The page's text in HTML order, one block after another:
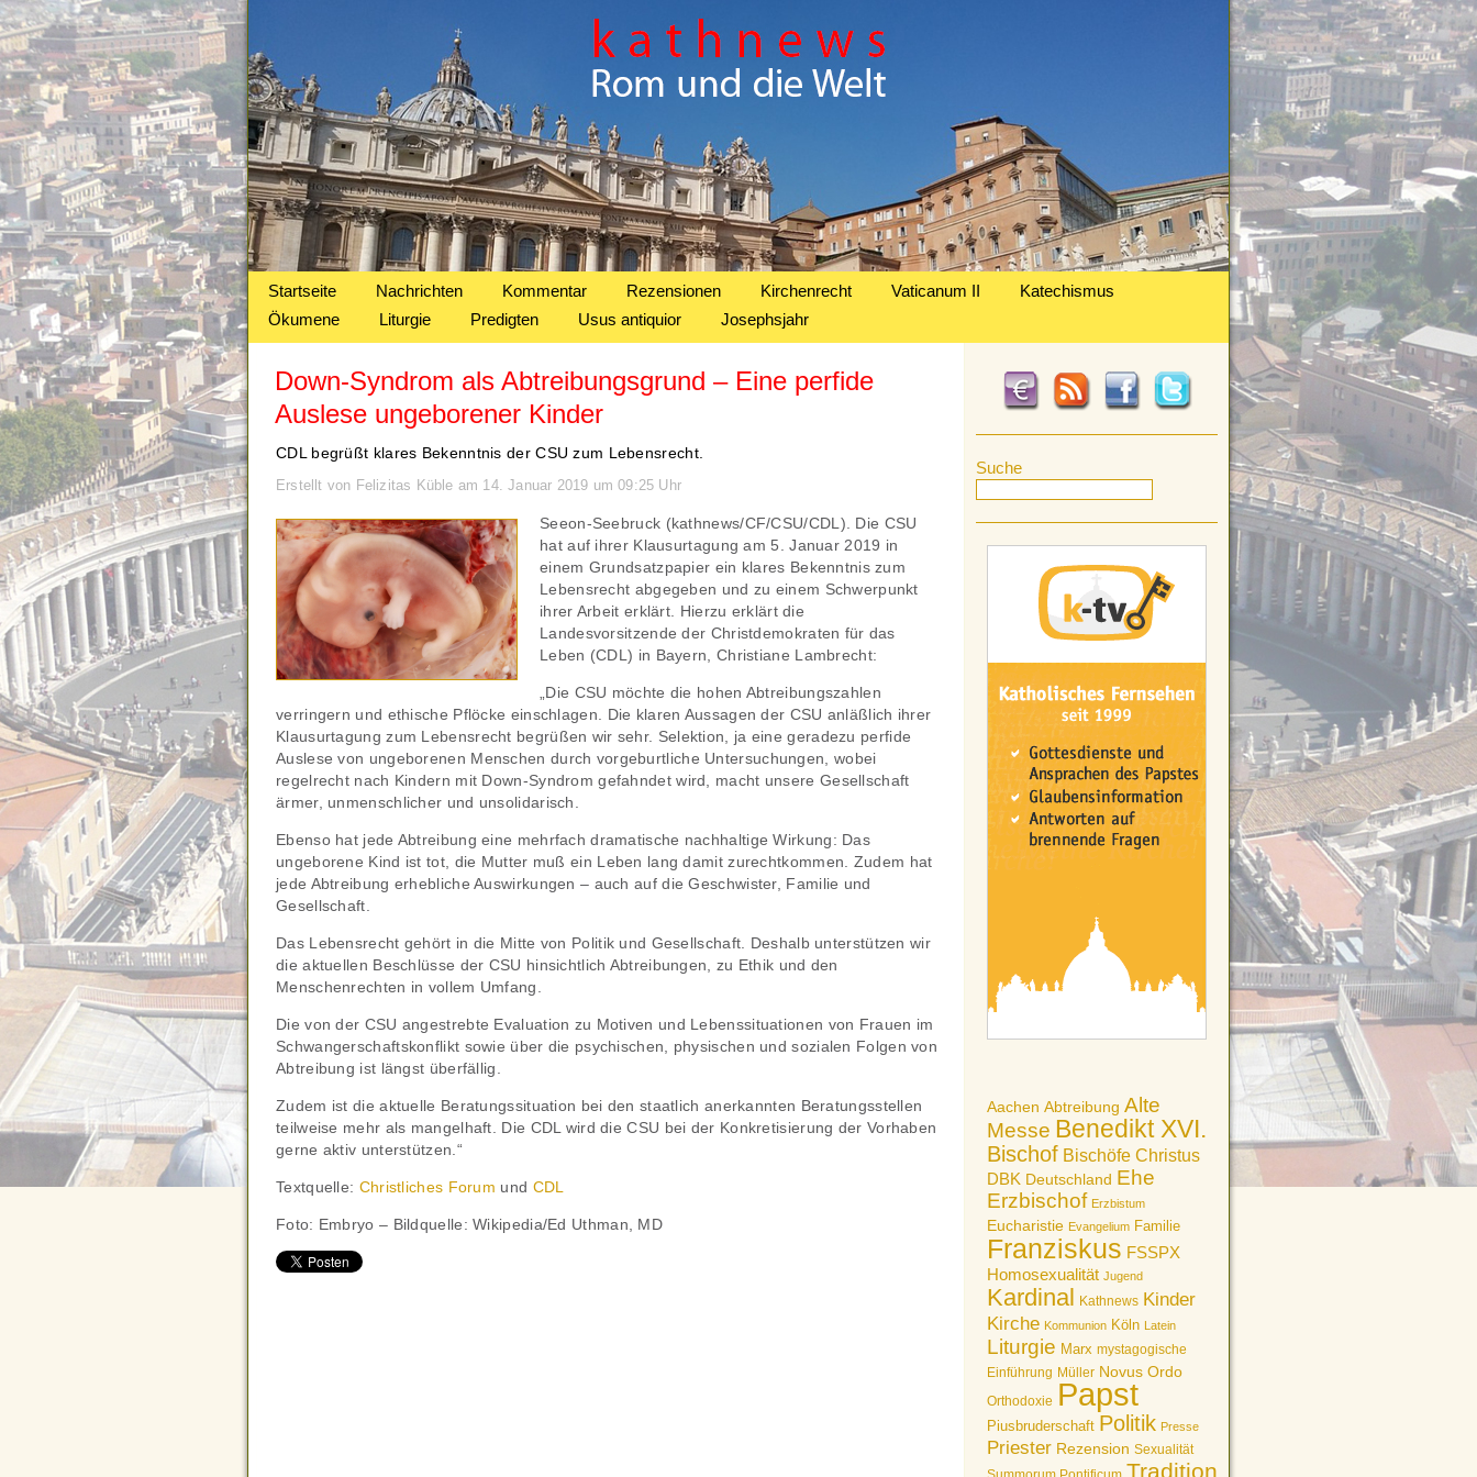
Startseite Nachrichten Kommentar Rezensionen Kirchenrecht Vaticanum II
Katechismus
Ökumene
Liturgie Predigten Usus antiquior Josephsjahr
Suche
Aachen Abtreibung Alte
Messe Benedikt XVI.
Bischof Bischöfe Christus
DBK Deutschland Ehe
Erzbischof Erzbistum
Eucharistie Evangelium Familie
Franziskus FSSPX
Homosexualität Jugend
Kardinal Kathnews Kinder
Kirche Kommunion Köln Latein
Liturgie Marx mystagogische
Einführung Müller Novus Ordo
Orthodoxie Papst
Piusbruderschaft Politik Presse
Priester Rezension Sexualität
Tradition
Down-Syndrom als Abtreibungsgrund – Eine perfide
Auslese ungeborener Kinder
CDL begrüßt klares Bekenntnis der CSU zum Lebensrecht.
Erstellt von Felizitas Küble am 14. Januar 2019 um 09:25 Uhr
Seeon-Seebruck (kathnews/CF/CSU/CDL). Die CSU
hat auf ihrer Klausurtagung am 5. Januar 2019 in
einem Grundsatzpapier ein klares Bekenntnis zum
Lebensrecht abgegeben und zu einem Schwerpunkt
ihrer Arbeit erklärt. Hierzu erklärt die
Landesvorsitzende der Christdemokraten für das
Leben (CDL) in Bayern, Christiane Lambrecht:
„Die CSU möchte die hohen Abtreibungszahlen
verringern und ethische Pflöcke einschlagen. Die klaren Aussagen der CSU anläßlich ihrer
Klausurtagung zum Lebensrecht begrüßen wir sehr. Selektion, ja eine geradezu perfide
Auslese von ungeborenen Menschen durch vorgeburtliche Untersuchungen, wobei
regelrecht nach Kindern mit Down-Syndrom gefahndet wird, macht unsere Gesellschaft
ärmer, unmenschlicher und unsolidarisch.
Ebenso hat jede Abtreibung eine mehrfach dramatische nachhaltige Wirkung: Das
ungeborene Kind ist tot, die Mutter muß ein Leben lang damit zurechtkommen. Zudem hat
jede Abtreibung erhebliche Auswirkungen – auch auf die Geschwister, Familie und
Gesellschaft.
Das Lebensrecht gehört in die Mitte von Politik und Gesellschaft. Deshalb unterstützen wir
die aktuellen Beschlüsse der CSU hinsichtlich Abtreibungen, zu Ethik und den
Menschenrechten in vollem Umfang.
Die von der CSU angestrebte Evaluation zu Motiven und Lebenssituationen von Frauen im
Schwangerschaftskonflikt sowie über die psychischen, physischen und sozialen Folgen von
Abtreibung ist längst überfällig.
Zudem ist die aktuelle Beratungssituation bei den staatlich anerkannten Beratungsstellen
teilweise mehr als mangelhaft. Die CDL wird die CSU bei der Konkretisierung der Vorhaben
gerne aktiv unterstützen.“
Textquelle: Christliches Forum und CDL
Foto: Embryo – Bildquelle: Wikipedia/Ed Uthman, MD